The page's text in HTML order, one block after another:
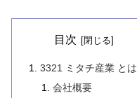
目次
3321 ミタチ産業 とは
会社概要